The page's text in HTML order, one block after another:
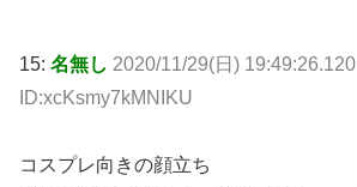
15: 名無し 2020/11/29(日) 19:49:26.120
ID:xcKsmy7kMNIKU
コスプレ向きの顔立ち